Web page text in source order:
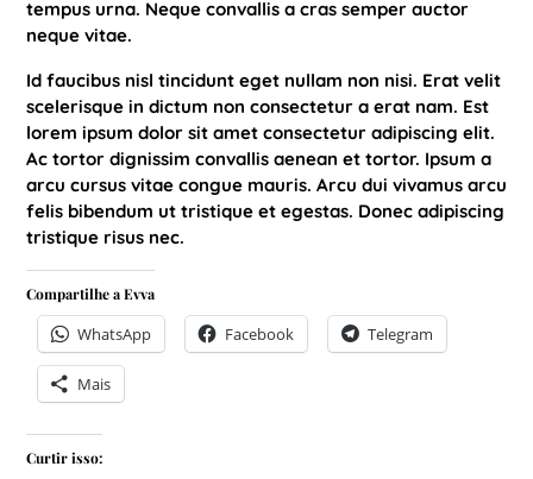
tempus urna. Neque convallis a cras semper auctor
neque vitae.
Id faucibus nisl tincidunt eget nullam non nisi. Erat velit
scelerisque in dictum non consectetur a erat nam. Est
lorem ipsum dolor sit amet consectetur adipiscing elit.
Ac tortor dignissim convallis aenean et tortor. Ipsum a
arcu cursus vitae congue mauris. Arcu dui vivamus arcu
felis bibendum ut tristique et egestas. Donec adipiscing
tristique risus nec.
Compartilhe a Evva
WhatsApp Facebook Telegram
Mais
Curtir isso: